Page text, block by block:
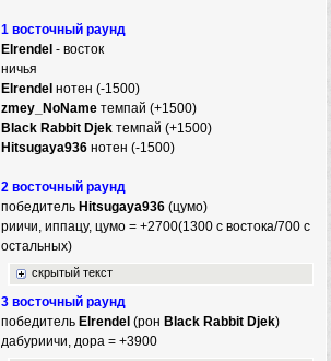
1 восточный раунд
Elrendel - восток
ничья
Elrendel нотен (-1500)
zmey_NoName темпай (+1500)
Black Rabbit Djek темпай (+1500)
Hitsugaya936 нотен (-1500)
2 восточный раунд
победитель Hitsugaya936 (цумо)
риичи, иппацу, цумо = +2700(1300 с востока/700 с
остальных)
скрытый текст
3 восточный раунд
победитель Elrendel (рон Black Rabbit Djek)
дабуриичи, дора = +3900